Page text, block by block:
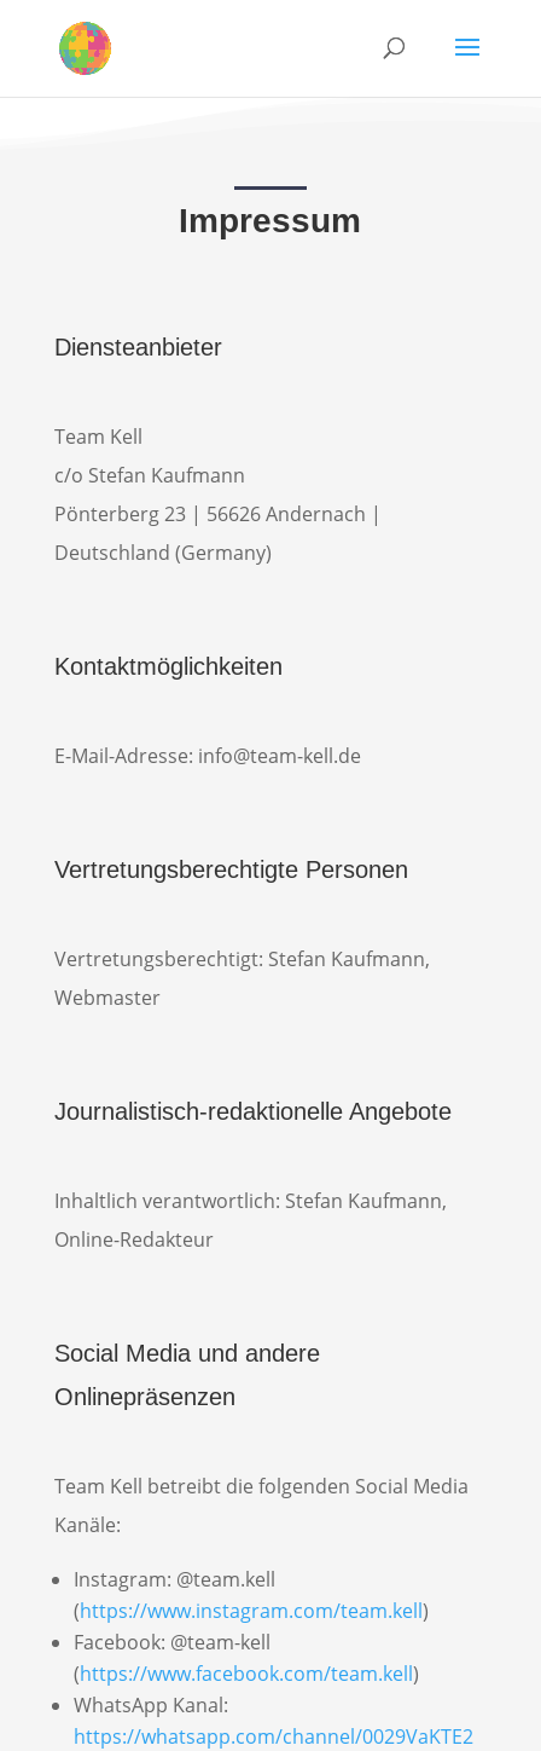
Impressum
Diensteanbieter
Team Kell
c/o Stefan Kaufmann
Pönterberg 23 | 56626 Andernach |
Deutschland (Germany)
Kontaktmöglichkeiten
E-Mail-Adresse: info@team-kell.de
Vertretungsberechtigte Personen
Vertretungsberechtigt: Stefan Kaufmann,
Webmaster
Journalistisch-redaktionelle Angebote
Inhaltlich verantwortlich: Stefan Kaufmann,
Online-Redakteur
Social Media und andere
Onlinepräsenzen
Team Kell betreibt die folgenden Social Media
Kanäle:
Instagram: @team.kell
(https://www.instagram.com/team.kell)
Facebook: @team-kell
(https://www.facebook.com/team.kell)
WhatsApp Kanal:
https://whatsapp.com/channel/0029VaKTE2